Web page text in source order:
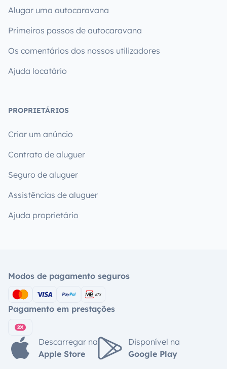
Alugar uma autocaravana
Primeiros passos de autocaravana
Os comentários dos nossos utilizadores
Ajuda locatário
PROPRIETÁRIOS
Criar um anúncio
Contrato de aluguer
Seguro de aluguer
Assistências de aluguer
Ajuda proprietário
Modos de pagamento seguros
Pagamento em prestações
Descarregar na
Apple Store
Disponível na
Google Play